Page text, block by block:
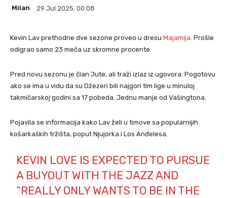
Milan 29 Jul 2025. 00:08
Kevin Lav prethodne dve sezone proveo u dresu Majamija . Prošle
odigrao samo 23 meča uz skromne procente.
Pred novu sezonu je član Jute, ali traži izlaz iz ugovora. Pogotovu
ako se ima u vidu da su Džezeri bili najgori tim lige u minuloj
takmičarskoj godini sa 17 pobeda. Jednu manje od Vašingtona.
Pojavila se informacija kako Lav želi u timove sa popularnijih
košarkaških tržišta, poput Njujorka i Los Anđelesa.
KEVIN LOVE IS EXPECTED TO PURSUE
A BUYOUT WITH THE JAZZ AND
“REALLY ONLY WANTS TO BE IN THE